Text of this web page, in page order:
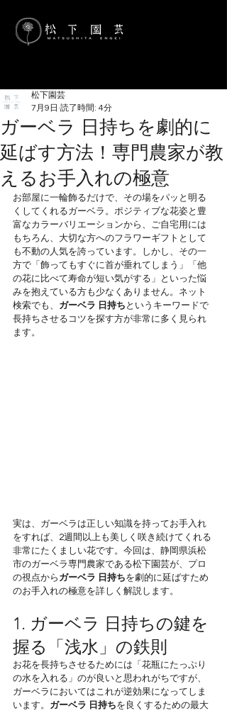
ガーベラ 日持ちを劇的に
延ばす方法！専門農家が教
えるお手入れの極意
松下園芸
7月9日 読了時間: 4分
お部屋に一輪飾るだけで、その場をパッと明る
くしてくれるガーベラ。ポジティブな花姿と豊
富なカラーバリエーションから、ご自宅用には
もちろん、大切な方へのフラワーギフトとして
も不動の人気を誇っています。しかし、その一
方で「飾ってもすぐに首が垂れてしまう」「他
の花に比べて寿命が短い気がする」といった悩
みを抱えている方も少なくありません。ネット
検索でも、 ガーベラ 日持ち というキーワードで
長持ちさせるコツを探す方が非常に多く見られ
ます。
実は、ガーベラは正しい知識を持ってお手入れ
をすれば、2週間以上も美しく咲き続けてくれる
非常にたくましい花です。今回は、静岡県浜松
市のガーベラ専門農家である松下園芸が、プロ
の視点から ガーベラ 日持ちを劇的に延ばすため
のお手入れの極意を詳しく解説します。
1. ガーベラ 日持ちの鍵を
握る「浅水」の鉄則
お花を長持ちさせるためには「花瓶にたっぷり
の水を入れる」のが良いと思われがちですが、
ガーベラにおいてはこれが逆効果になってしま
います。 ガーベラ 日持ちを良くするための最大